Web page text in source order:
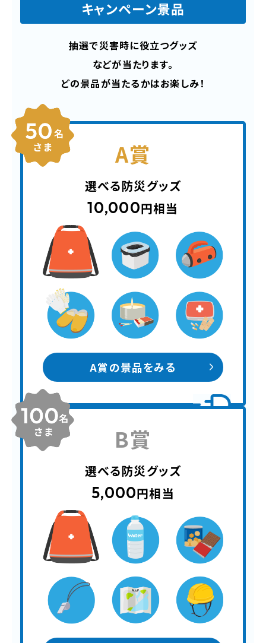
キャンペーン景品
抽選で災害時に役立つグッズ
などが当たります。
どの景品が当たるかはお楽しみ！
A賞
選べる防災グッズ
10,000円相当
A賞の景品をみる
B賞
選べる防災グッズ
5,000円相当